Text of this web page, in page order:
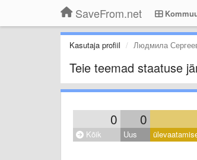
SaveFrom.net
Kasutaja profiil Людмила
Teie teemad staatuse
0 0
Kõik Uus